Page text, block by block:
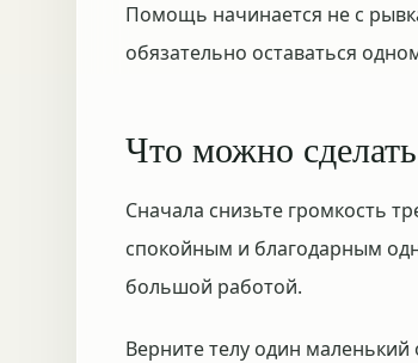
Помощь начинается не с
обязательно оставаться
Что можно
Сначала снизьте громкость
спокойным и благодарным
большой работой.
Верните телу один